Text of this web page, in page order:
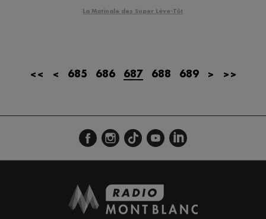
La Matinale des Super Lève-Tôt
<< < 685 686 687 688 689 > >>